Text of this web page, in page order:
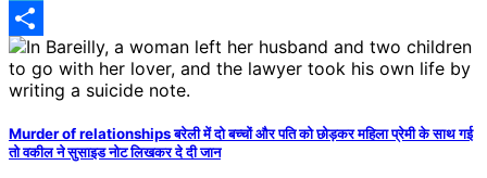
Telegram
Share
Murder of relationships बरेली में दो बच्चों और पति को छोड़कर महिला प्रेमी के साथ गई
तो वकील ने सुसाइड नोट लिखकर दे दी जान